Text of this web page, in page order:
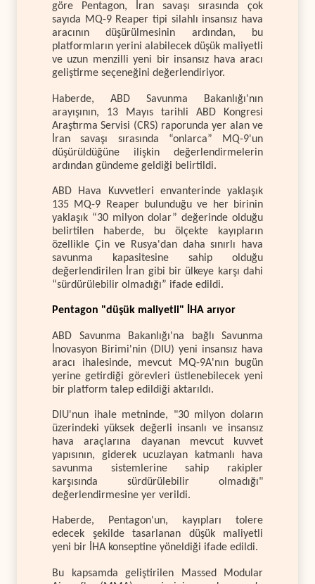
göre Pentagon, İran savaşı sırasında çok
sayıda MQ-9 Reaper tipi silahlı insansız hava
aracının düşürülmesinin ardından, bu
platformların yerini alabilecek düşük maliyetli
ve uzun menzilli yeni bir insansız hava aracı
geliştirme seçeneğini değerlendiriyor.
Haberde, ABD Savunma Bakanlığı'nın
arayışının, 13 Mayıs tarihli ABD Kongresi
Araştırma Servisi (CRS) raporunda yer alan ve
İran savaşı sırasında “onlarca” MQ-9'un
düşürüldüğüne ilişkin değerlendirmelerin
ardından gündeme geldiği belirtildi.
ABD Hava Kuvvetleri envanterinde yaklaşık
135 MQ-9 Reaper bulunduğu ve her birinin
yaklaşık “30 milyon dolar” değerinde olduğu
belirtilen haberde, bu ölçekte kayıpların
özellikle Çin ve Rusya'dan daha sınırlı hava
savunma kapasitesine sahip olduğu
değerlendirilen İran gibi bir ülkeye karşı dahi
“sürdürülebilir olmadığı” ifade edildi.
Pentagon "düşük maliyetli" İHA arıyor
ABD Savunma Bakanlığı'na bağlı Savunma
İnovasyon Birimi'nin (DIU) yeni insansız hava
aracı ihalesinde, mevcut MQ-9A'nın bugün
yerine getirdiği görevleri üstlenebilecek yeni
bir platform talep edildiği aktarıldı.
DIU'nun ihale metninde, "30 milyon doların
üzerindeki yüksek değerli insanlı ve insansız
hava araçlarına dayanan mevcut kuvvet
yapısının, giderek ucuzlayan katmanlı hava
savunma sistemlerine sahip rakipler
karşısında sürdürülebilir olmadığı"
değerlendirmesine yer verildi.
Haberde, Pentagon'un, kayıpları tolere
edecek şekilde tasarlanan düşük maliyetli
yeni bir İHA konseptine yöneldiği ifade edildi.
Bu kapsamda geliştirilen Massed Modular